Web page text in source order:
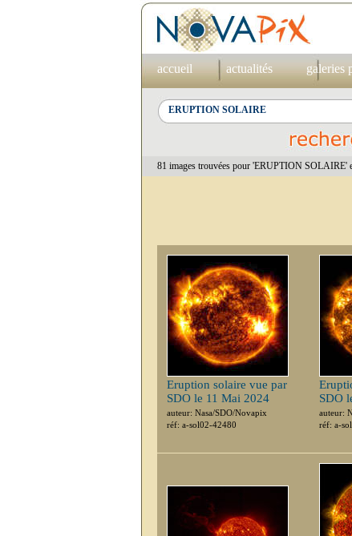
accueil actualités galeries
81 images trouvées pour 'ERUPTION SOLAIRE'
Eruption solaire vue par
SDO le 11 Mai 2024
auteur: Nasa/SDO/Novapix
réf: a-sol02-42480
SDO
auteur:
réf: a-